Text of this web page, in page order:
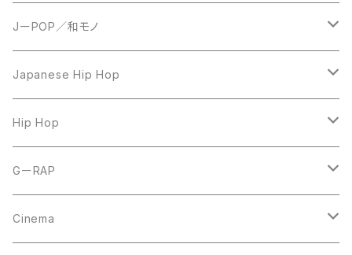
JーPOP／和モノ
LP
7inch
CD
12inch
Japanese Hip Hop
12inch
LP
Hip Hop
LP
12inch
GーRAP
12inch
Cinema